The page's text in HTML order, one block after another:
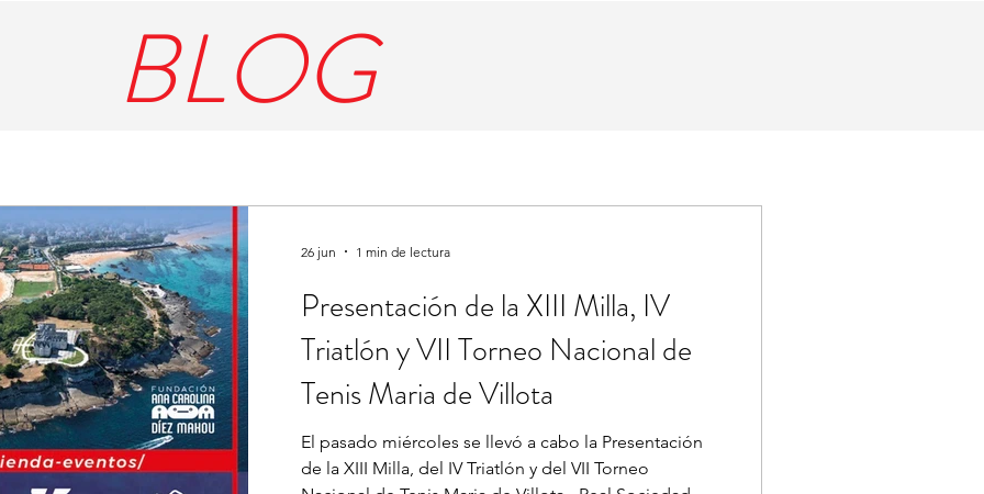
BLOG
Presentación de la XIII Milla, IV
Triatlón y VII Torneo Nacional de
Tenis Maria de Villota
El pasado miércoles se llevó a cabo la Presentación
de la XIII Milla, del IV Triatlón y del VII Torneo
26 jun 1 min de lectura